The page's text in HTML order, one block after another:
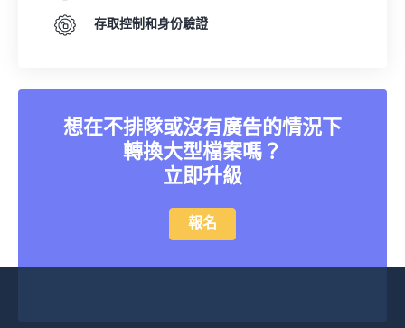
存取控制和身份驗證
想在不排隊或沒有廣告的情況下
轉換大型檔案嗎？
立即升級
報名